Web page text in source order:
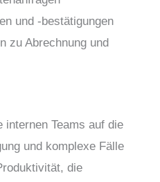
und -bestätigungen
zu Abrechnung und
internen Teams auf die
und komplexe Fälle
die